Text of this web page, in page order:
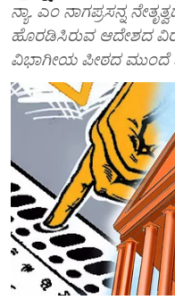
ನ್ಯಾ. ಎಂ ನಾಗಪ್ರಸನ್ನ
ಹೊರಡಿಸಿರುವ ಆದೇಶದ
ವಿಭಾಗೀಯ ಪೀಠದ ಮುಂದೆ